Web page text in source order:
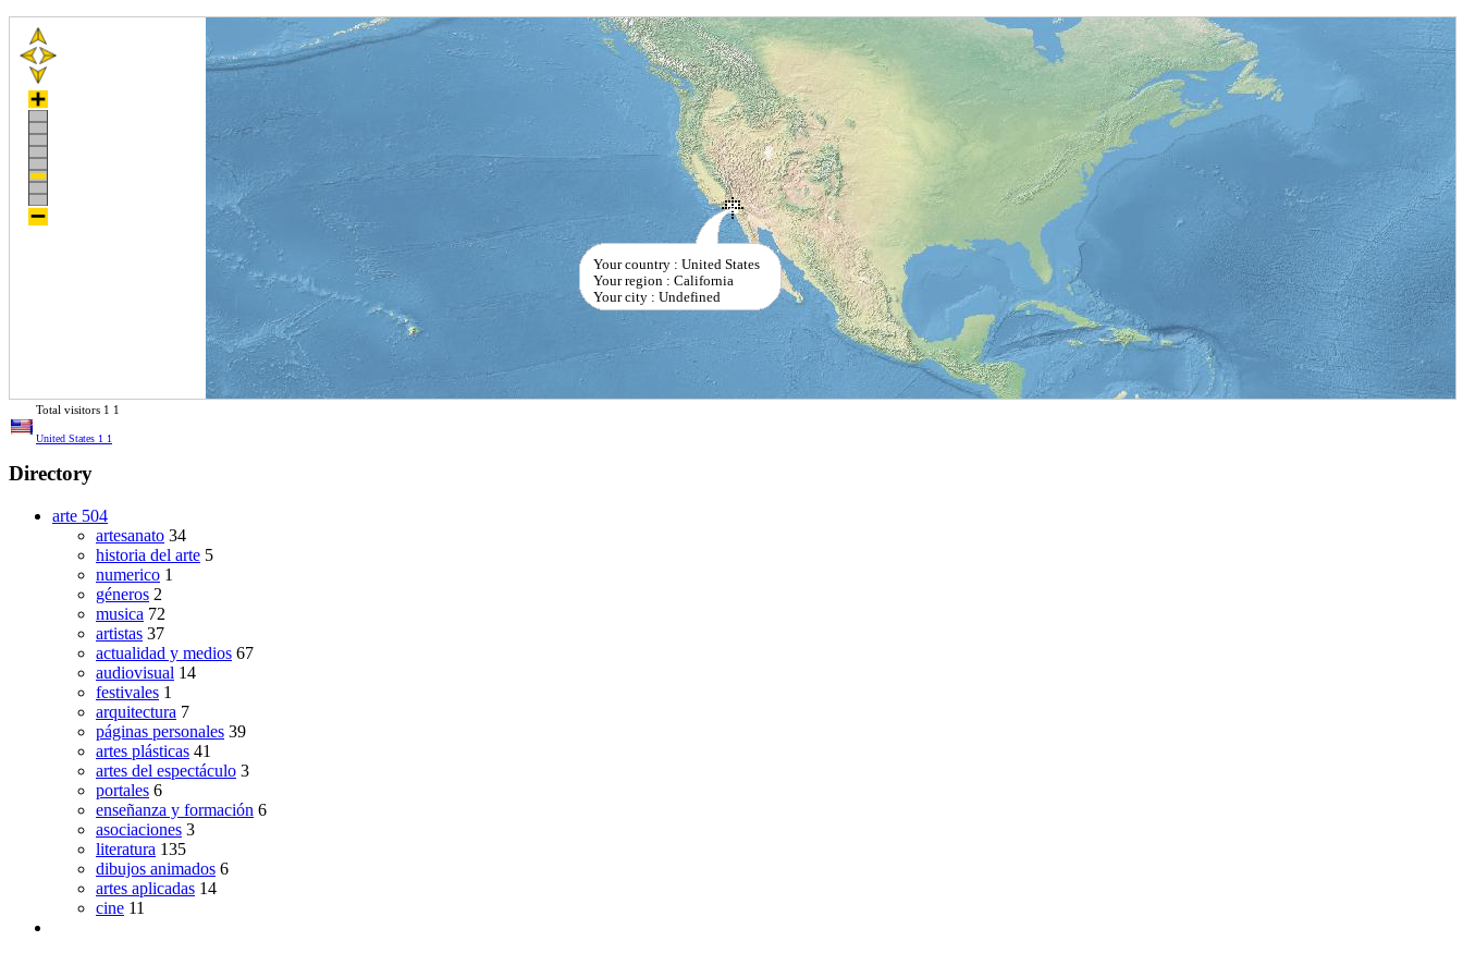
Your country : United States
Your region : California
Your city : Undefined
Total visitors 1 1
United States 1 1
Directory
arte 504
artesanato 34
historia del arte 5
numerico 1
géneros 2
musica 72
artistas 37
actualidad y medios 67
audiovisual 14
festivales 1
arquitectura 7
páginas personales 39
artes plásticas 41
artes del espectáculo 3
portales 6
enseñanza y formación 6
asociaciones 3
literatura 135
dibujos animados 6
artes aplicadas 14
cine 11